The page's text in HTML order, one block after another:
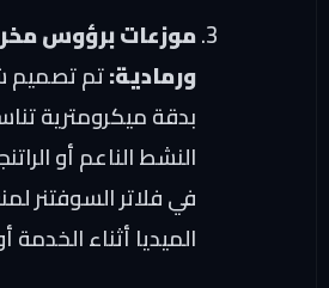
موزعات برؤوس
ورمادية:تم
بدقة ميكرومترية
في فلاتر السوفتنر
الميديا أثناء